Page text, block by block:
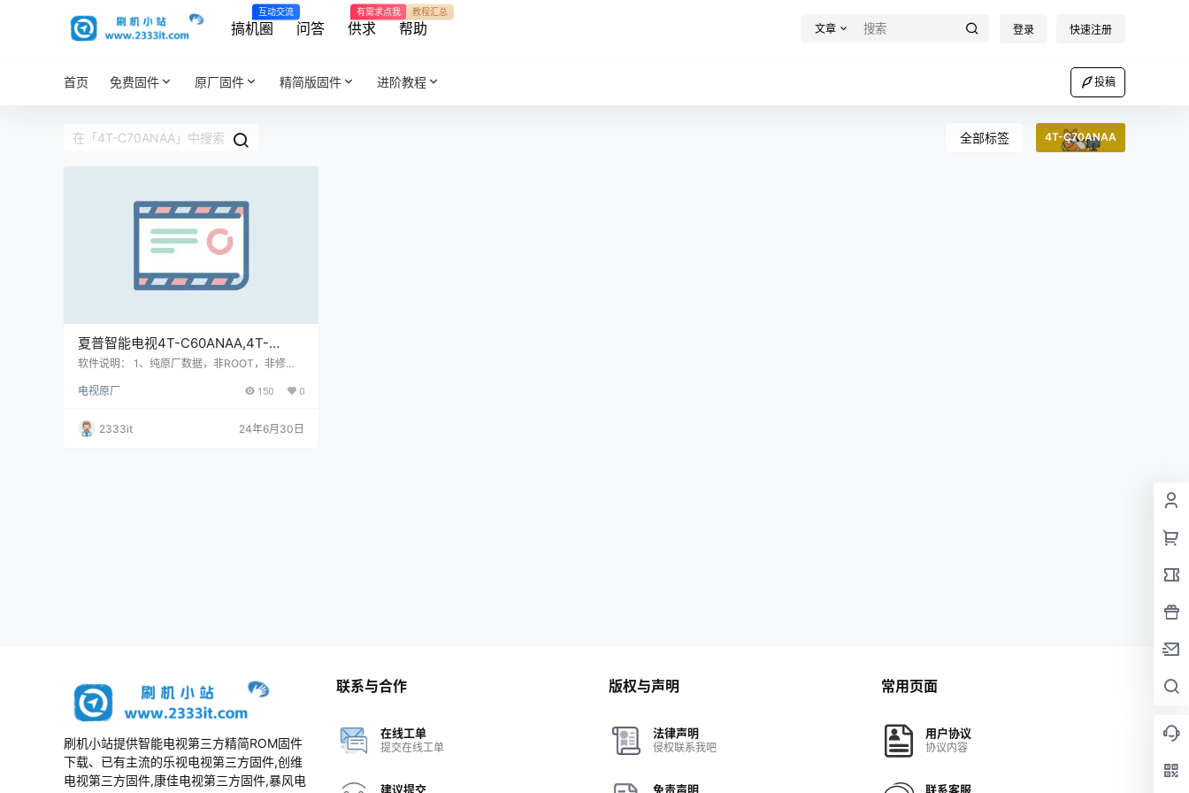
搞机圈
互动交流
问答 供求
有需求点我
帮助
教程汇总
文章 登录 快速注册
首页 免费固件 原厂固件 精简版固件 进阶教程 投稿
全部标签 4T-C70ANAA
夏普智能电视4T-C60ANAA,4T-
C70ANAA,4T-C60BMAA,4T-
原厂系统刷机数据固件升级包
软件说明： 1、纯原厂数据，非ROOT，非修改
趣，一切源于刷机导致后果自负，本网站概不负
用，请下载后24小时内删除，谢谢合作！ 资料
描述 4T-C60ANAA,4T-C70ANAA,4T-C60BM
电视原厂 150 0
2333it 24年6月30日
刷机小站提供智能电视第三方精简ROM固件
下载、已有主流的乐视电视第三方固件,创维
电视第三方固件,康佳电视第三方固件,暴风电
联系与合作
在线工单
提交在线工单
建议提交
版权与声明
法律声明
侵权联系我吧
免责声明
常用页面
用户协议
协议内容
联系客服